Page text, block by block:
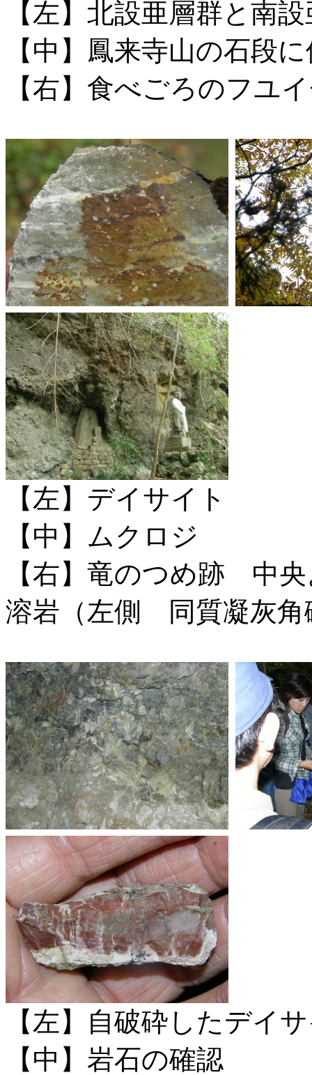
【左】北設亜層群と南
【中】鳳来寺山の石段
【右】食べごろのフユ
【左】デイサイト
【中】ムクロジ
【右】竜のつめ跡 中
溶岩（左側 同質凝灰角
【左】自破砕したデイ
【中】岩石の確認